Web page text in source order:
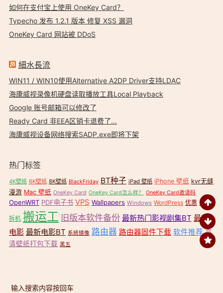
如何在支付宝上使用 OneKey Card？
Typecho 发布 1.2.1 版本 修复 XSS 漏洞
OneKey Card 网站被 DDoS
細水長流
WIN11 / WIN10使用Alternative A2DP Driver支持LDAC
海康威视录像机硬盘读取播放工具Local Playback
Google 账号邮箱可以修改了
Ready Card 非EEA区销卡退费了…
海康威视设备网络搜索SADP.exe即将下架
热门标签
4K壁纸 6K壁纸 8K壁纸 BlackFriday BT种子 iPad 壁纸 iPhone 壁纸 kvr无缝
漫游 Mac 壁纸 OneKey Card OneKey Card怎么样？ OneKey Card邀请码
OpenWRT PDF电子书 VPS Wallpapers Windows WordPress 优惠 壁纸
拆机 搬运工 旧版本软件备份 最新热门影视剧集BT 最新
电影 最新电影BT 系统镜像 路由器 路由器固件下载 软件推荐 高
清壁纸打包下载 黑五